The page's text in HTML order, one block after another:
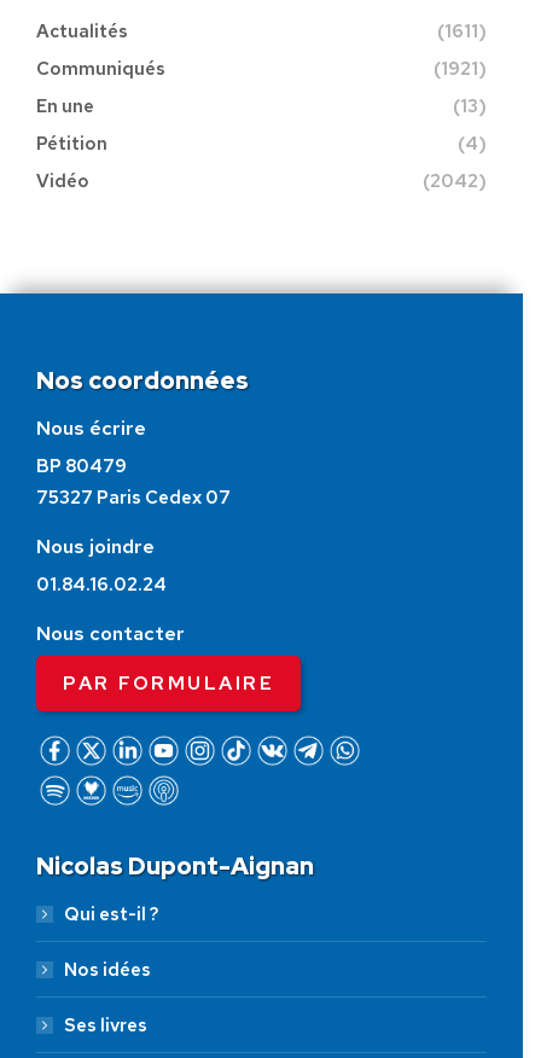
Actualités
(1611)
Communiqués
(1921)
En une
(13)
Pétition
(4)
Vidéo
(2042)
Nos coordonnées
Nous écrire
BP 80479
75327 Paris Cedex 07
Nous joindre
01.84.16.02.24
Nous contacter
PAR FORMULAIRE
Nicolas Dupont-Aignan
Qui est-il ?
Nos idées
Ses livres